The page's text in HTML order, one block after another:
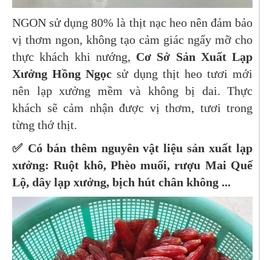
NGON sử dụng 80% là thịt nạc heo nên đảm bảo
vị thơm ngon, không tạo cảm giác ngấy mỡ cho
thực khách khi nướng, Cơ Sở Sản Xuất Lạp
Xưởng Hồng Ngọc sử dụng thịt heo tươi mới
nên lạp xưởng mềm và không bị dai. Thực
khách sẽ cảm nhận được vị thơm, tươi trong
từng thớ thịt.
✅ Có bán thêm nguyên vật liệu sản xuất lạp
xưởng: Ruột khô, Phèo muối, rượu Mai Quế
Lộ, dây lạp xưởng, bịch hút chân không ...